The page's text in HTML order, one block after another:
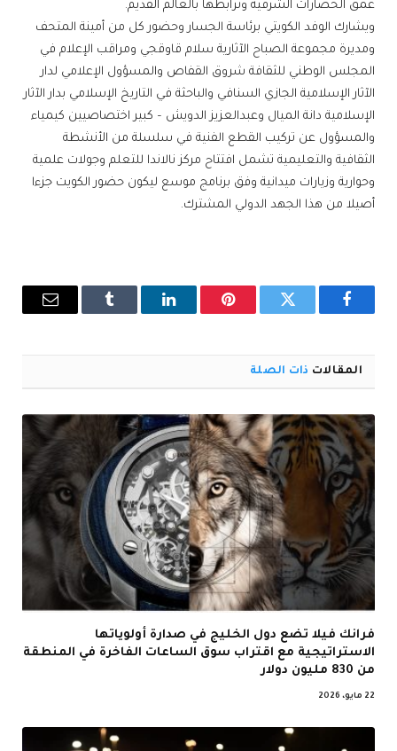
عمق الحضارات الشرقية وترابطها بالعالم القديم.
ويشارك الوفد الكويتي برئاسة الجسار وحضور كل من أمينة المتحف
ومديرة مجموعة الصباح الآثارية سلام قاوقجي ومراقب الإعلام في
المجلس الوطني للثقافة شروق القفاص والمسؤول الإعلامي لدار
الآثار الإسلامية الجازي السنافي والباحثة في التاريخ الإسلامي بدار الآثار
الإسلامية دانة الميال وعبدالعزيز الدويش – كبير اختصاصيين كيمياء
والمسؤول عن تركيب القطع الفنية في سلسلة من الأنشطة
الثقافية والتعليمية تشمل افتتاح مركز نالاندا للتعلم وجولات علمية
وحوارية وزيارات ميدانية وفق برنامج موسع ليكون حضور الكويت جزءا
أصيلا من هذا الجهد الدولي المشترك.
فيسبوك تويتر بينتيريستلينكدإن Tumblr
البريد
المقالات ذات الصلة
فرانك فيلا تضع دول الخليج في صدارة أولوياتها
الاستراتيجية مع اقتراب سوق الساعات الفاخرة في المنطقة
من 830 مليون دولار
22 مايو، 2026